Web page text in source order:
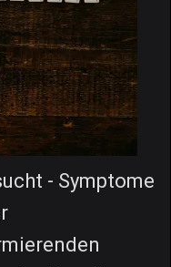
- Symptome